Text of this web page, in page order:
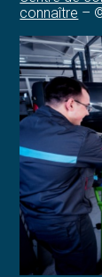
connaître –